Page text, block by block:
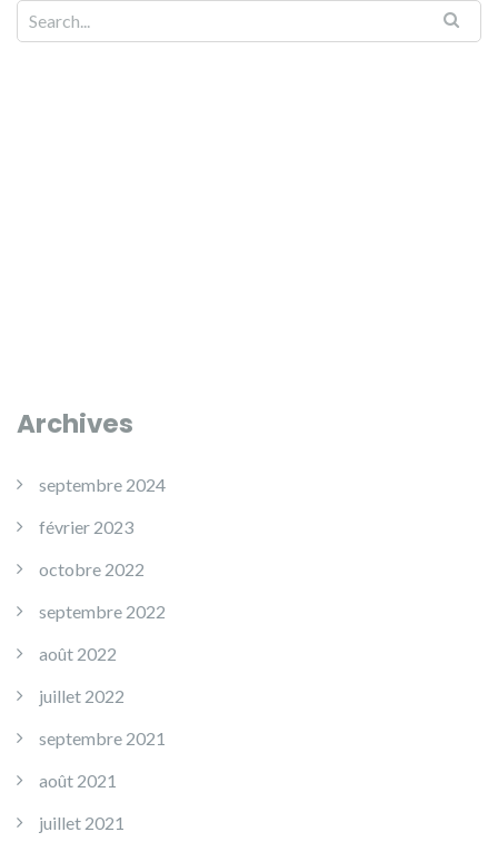
Search for:
Archives
septembre 2024
février 2023
octobre 2022
septembre 2022
août 2022
juillet 2022
septembre 2021
août 2021
juillet 2021